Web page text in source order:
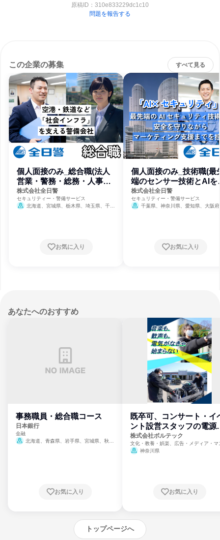
原稿ID： 310e833229dc1c10
問題を報告する
この企業の募集 すべて見る
個人面接のみ_総合職(法人
営業・警務・総務・人事な
ど)
株式会社全日警
セキュリティー・警備サービス
北海道、宮城県、栃木県、埼玉県、千葉
お気に入り
個人面接のみ_技術職(最
端のセンサー技術とAIを
使)
株式会社全日警
セキュリティー・警備サービス
千葉県、神奈川県、愛知県、大阪府
お気に入り
あなたへのおすすめ
事務職員・総合職コース
日本銀行
金融
北海道、青森県、岩手県、宮城県、秋田
崎県、熊本県、大分県、宮崎県、鹿児島県、
お気に入り
既卒可、コンサート・イ
ント設営スタッフの電源
門
株式会社ボルテック
文化・教養・娯楽、広告・メディア・マ
ミ、電力・ガス・水道・エネルギー
神奈川県
お気に入り
トップページへ